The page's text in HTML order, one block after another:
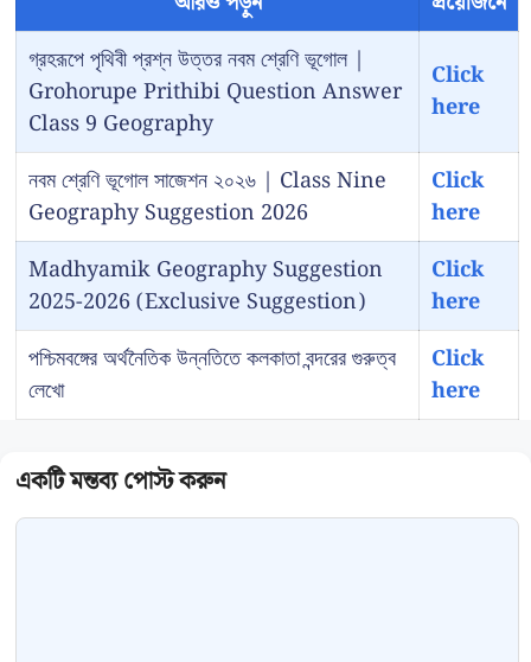
গ্রহরূপে পৃথিবী প্রশ্ন উত্তর নবম শ্রেণি ভূগোল |
Grohorupe Prithibi Question Answer
Class 9 Geography
Click
here
নবম শ্রেণি ভূগোল সাজেশন ২০২৬ | Class Nine
Geography Suggestion 2026
Click
here
Madhyamik Geography Suggestion
2025-2026 (Exclusive Suggestion)
Click
here
পশ্চিমবঙ্গের অর্থনৈতিক উন্নতিতে কলকাতা বন্দরের গুরুত্ব
লেখো
Click
here
Comment